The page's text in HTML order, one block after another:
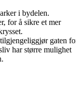
i bydelen.
for å sikre et mer
gaten
har større mulighet